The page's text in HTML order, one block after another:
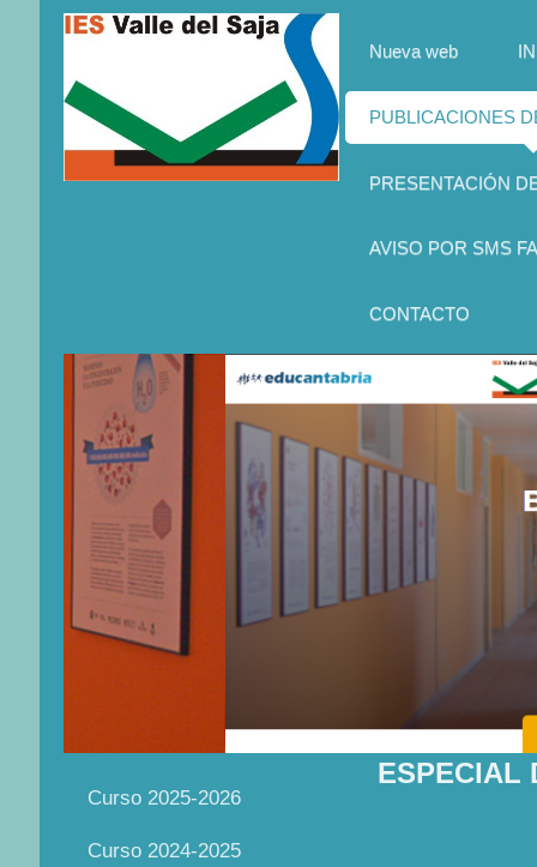
Nueva web
PUBLICACIONES
PRESENTACIÓN
AVISO POR SMS
CONTACTO
ESPECIAL
Curso 2025-2026
Curso 2024-2025